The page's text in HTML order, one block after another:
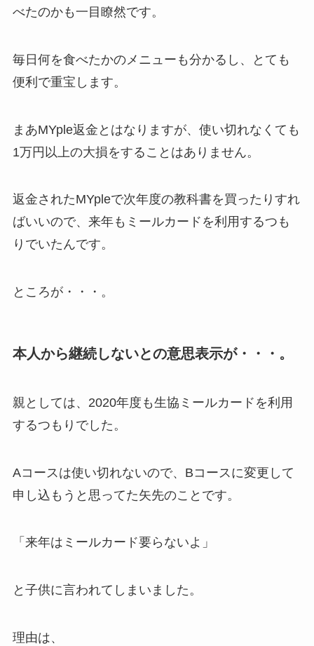
べたのかも一目瞭然です。
毎日何を食べたかのメニューも分かるし、とても
便利で重宝します。
まあMYple返金とはなりますが、使い切れなくても
1万円以上の大損をすることはありません。
返金されたMYpleで次年度の教科書を買ったりすれ
ばいいので、来年もミールカードを利用するつも
りでいたんです。
ところが・・・。
本人から継続しないとの意思表示が・・・。
親としては、2020年度も生協ミールカードを利用
するつもりでした。
Aコースは使い切れないので、Bコースに変更して
申し込もうと思ってた矢先のことです。
「来年はミールカード要らないよ」
と子供に言われてしまいました。
理由は、